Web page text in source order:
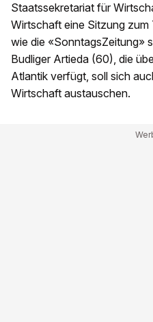
Staatssekretariat für
Wirtschaft eine Sitzung
wie die «SonntagsZeitung»
Budliger Artieda (60), die
Atlantik verfügt, soll sich
Wirtschaft austauschen.